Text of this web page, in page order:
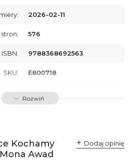
2026-02-11
576
ISBN: 9788368692563
SKU: E800718
za
Wydawnictwo Poznańskie
Sp. z o.o.
+48 61 623 38 38
oraz
Załącznik PDF
Rozwiń
Kochamy
Awad
Dodaj opinię